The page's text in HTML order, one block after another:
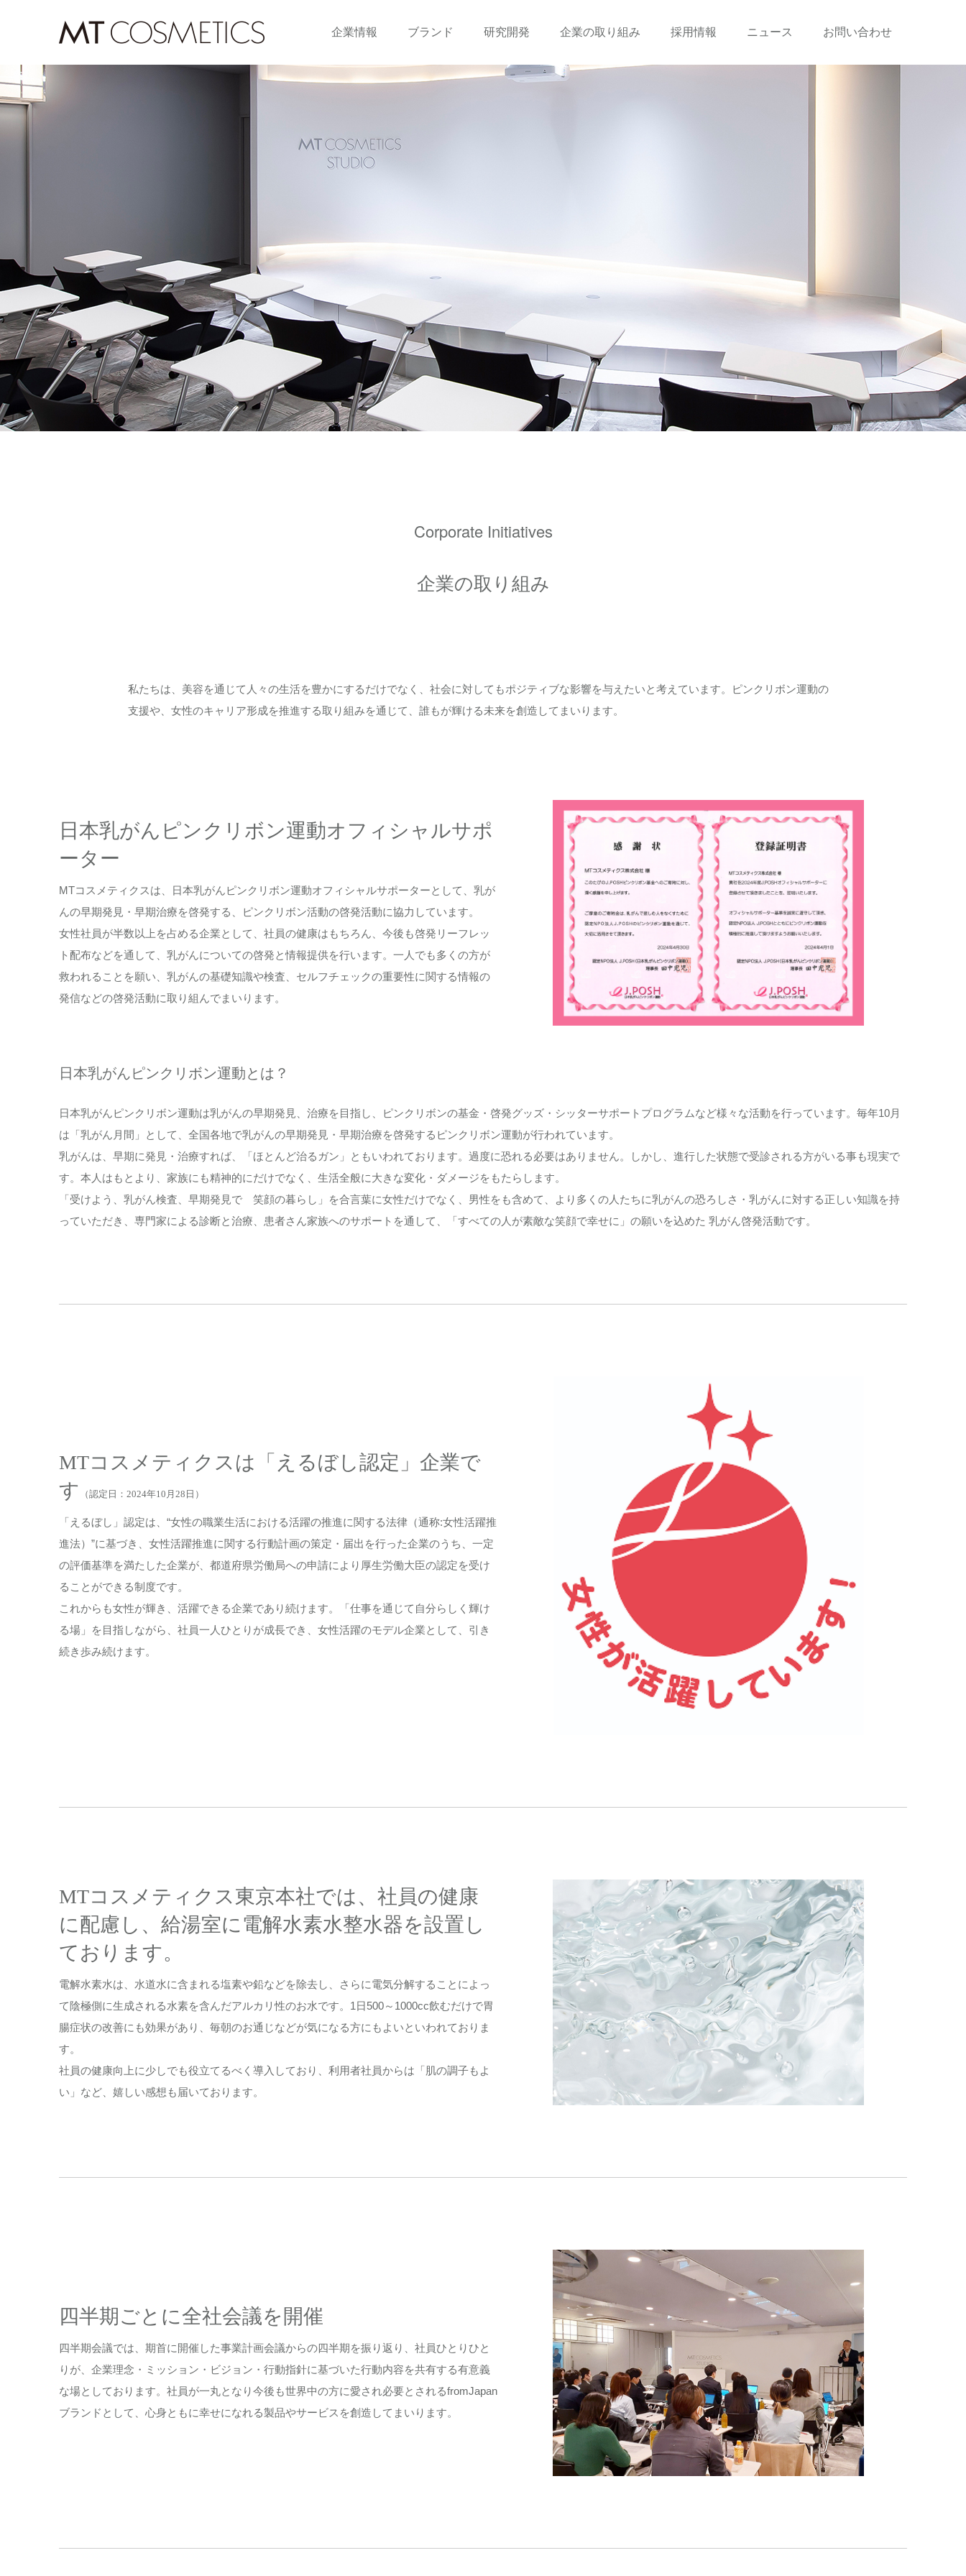
企業情報 ブランド 研究開発 企業の取り組み 採用情報 ニュース お問い合わせ
Corporate Initiatives
企業の取り組み
私たちは、美容を通じて人々の生活を豊かにするだけでなく、社会に対してもポジティブな影響を与えたいと考えています。ピンクリボン運動の
支援や、女性のキャリア形成を推進する取り組みを通じて、誰もが輝ける未来を創造してまいります。
日本乳がんピンクリボン運動オフィシャルサポ
ーター
MTコスメティクスは、日本乳がんピンクリボン運動オフィシャルサポーターとして、乳が
んの早期発見・早期治療を啓発する、ピンクリボン活動の啓発活動に協力しています。
女性社員が半数以上を占める企業として、社員の健康はもちろん、今後も啓発リーフレッ
ト配布などを通して、乳がんについての啓発と情報提供を行います。一人でも多くの方が
救われることを願い、乳がんの基礎知識や検査、セルフチェックの重要性に関する情報の
発信などの啓発活動に取り組んでまいります。
日本乳がんピンクリボン運動とは？
日本乳がんピンクリボン運動は乳がんの早期発見、治療を目指し、ピンクリボンの基金・啓発グッズ・シッターサポートプログラムなど様々な活動を行っています。毎年10月
は「乳がん月間」として、全国各地で乳がんの早期発見・早期治療を啓発するピンクリボン運動が行われています。
乳がんは、早期に発見・治療すれば、「ほとんど治るガン」ともいわれております。過度に恐れる必要はありません。しかし、進行した状態で受診される方がいる事も現実で
す。本人はもとより、家族にも精神的にだけでなく、生活全般に大きな変化・ダメージをもたらします。
「受けよう、乳がん検査、早期発見で 笑顔の暮らし」を合言葉に女性だけでなく、男性をも含めて、より多くの人たちに乳がんの恐ろしさ・乳がんに対する正しい知識を持
っていただき、専門家による診断と治療、患者さん家族へのサポートを通して、「すべての人が素敵な笑顔で幸せに」の願いを込めた 乳がん啓発活動です。
MTコスメティクスは「えるぼし認定」企業で
す
（認定日：2024年10月28日）
「えるぼし」認定は、“女性の職業生活における活躍の推進に関する法律（通称:女性活躍推
進法）”に基づき、女性活躍推進に関する行動計画の策定・届出を行った企業のうち、一定
の評価基準を満たした企業が、都道府県労働局への申請により厚生労働大臣の認定を受け
ることができる制度です。
これからも女性が輝き、活躍できる企業であり続けます。「仕事を通じて自分らしく輝け
る場」を目指しながら、社員一人ひとりが成長でき、女性活躍のモデル企業として、引き
続き歩み続けます。
MTコスメティクス東京本社では、社員の健康
に配慮し、給湯室に電解水素水整水器を設置し
ております。
電解水素水は、水道水に含まれる塩素や鉛などを除去し、さらに電気分解することによっ
て陰極側に生成される水素を含んだアルカリ性のお水です。1日500～1000cc飲むだけで胃
腸症状の改善にも効果があり、毎朝のお通じなどが気になる方にもよいといわれておりま
す。
社員の健康向上に少しでも役立てるべく導入しており、利用者社員からは「肌の調子もよ
い」など、嬉しい感想も届いております。
四半期ごとに全社会議を開催
四半期会議では、期首に開催した事業計画会議からの四半期を振り返り、社員ひとりひと
りが、企業理念・ミッション・ビジョン・行動指針に基づいた行動内容を共有する有意義
な場としております。社員が一丸となり今後も世界中の方に愛され必要とされるfromJapan
ブランドとして、心身ともに幸せになれる製品やサービスを創造してまいります。